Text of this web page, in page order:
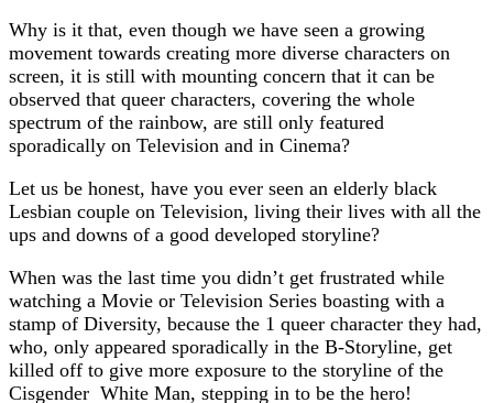
Why is it that, even though we have seen a growing
movement towards creating more diverse characters on
screen, it is still with mounting concern that it can be
observed that queer characters, covering the whole
spectrum of the rainbow, are still only featured
sporadically on Television and in Cinema?
Let us be honest, have you ever seen an elderly black
Lesbian couple on Television, living their lives with all the
ups and downs of a good developed storyline?
When was the last time you didn’t get frustrated while
watching a Movie or Television Series boasting with a
stamp of Diversity, because the 1 queer character they had,
who, only appeared sporadically in the B-Storyline, get
killed off to give more exposure to the storyline of the
Cisgender White Man, stepping in to be the hero!